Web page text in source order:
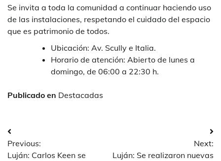
Se invita a toda la comunidad a continuar haciendo uso
de las instalaciones, respetando el cuidado del espacio
que es patrimonio de todos.
Ubicación: Av. Scully e Italia.
Horario de atención: Abierto de lunes a
domingo, de 06:00 a 22:30 h.
Publicado en Destacadas
Navegación
de
Previous:
Luján: Carlos Keen se
Next:
Luján: Se realizaron nuevas